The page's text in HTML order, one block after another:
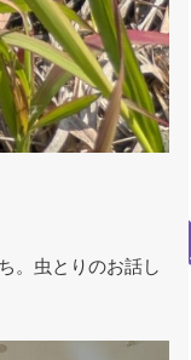
。虫とりのお話し